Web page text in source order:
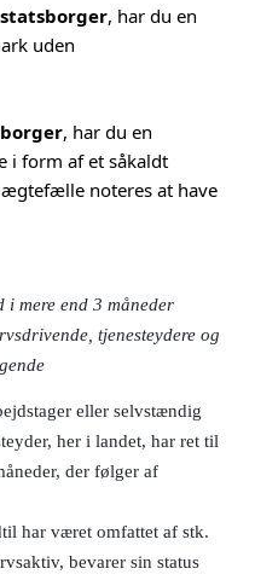
, har du en
uden
, har du en
i form af et såkaldt
noteres at have
i mere end 3 måneder
tjenesteydere og
eller selvstændig
her i landet, har ret til
der følger af
har været omfattet af stk.
bevarer sin status